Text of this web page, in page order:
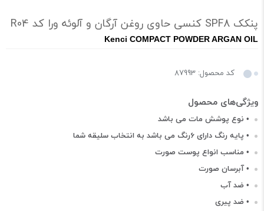
پنکک SPF8 کنسی حاوی روغن آرگان و آلوئه ورا کد R04
Kenci COMPACT POWDER ARGAN OIL
کد محصول: 87993
• نوع پوشش مات می باشد
• پایه رنگ دارای 6رنگ می باشد به انتخاب سلیقه شما
• مناسب انواع پوست صورت
• آبرسان صورت
• ضد آب
• ضد پیری